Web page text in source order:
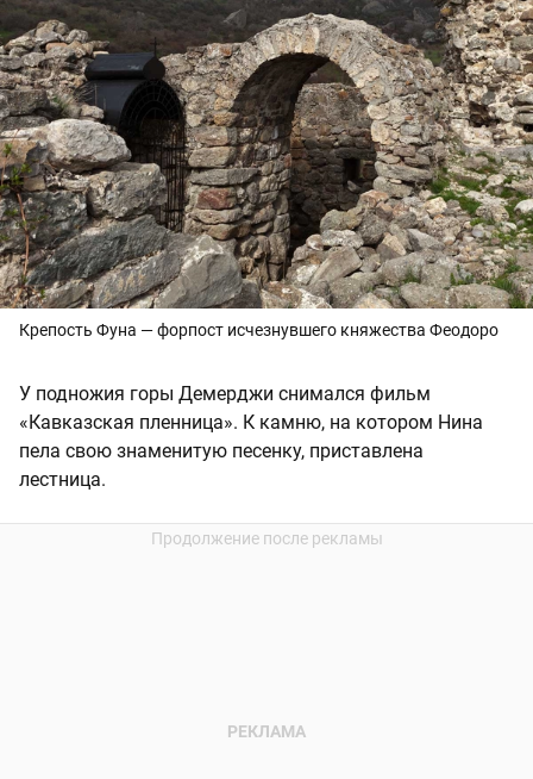
Крепость Фуна — форпост исчезнувшего княжества Феодоро
У подножия горы Демерджи снимался фильм
«Кавказская пленница». К камню, на котором Нина
пела свою знаменитую песенку, приставлена
лестница.